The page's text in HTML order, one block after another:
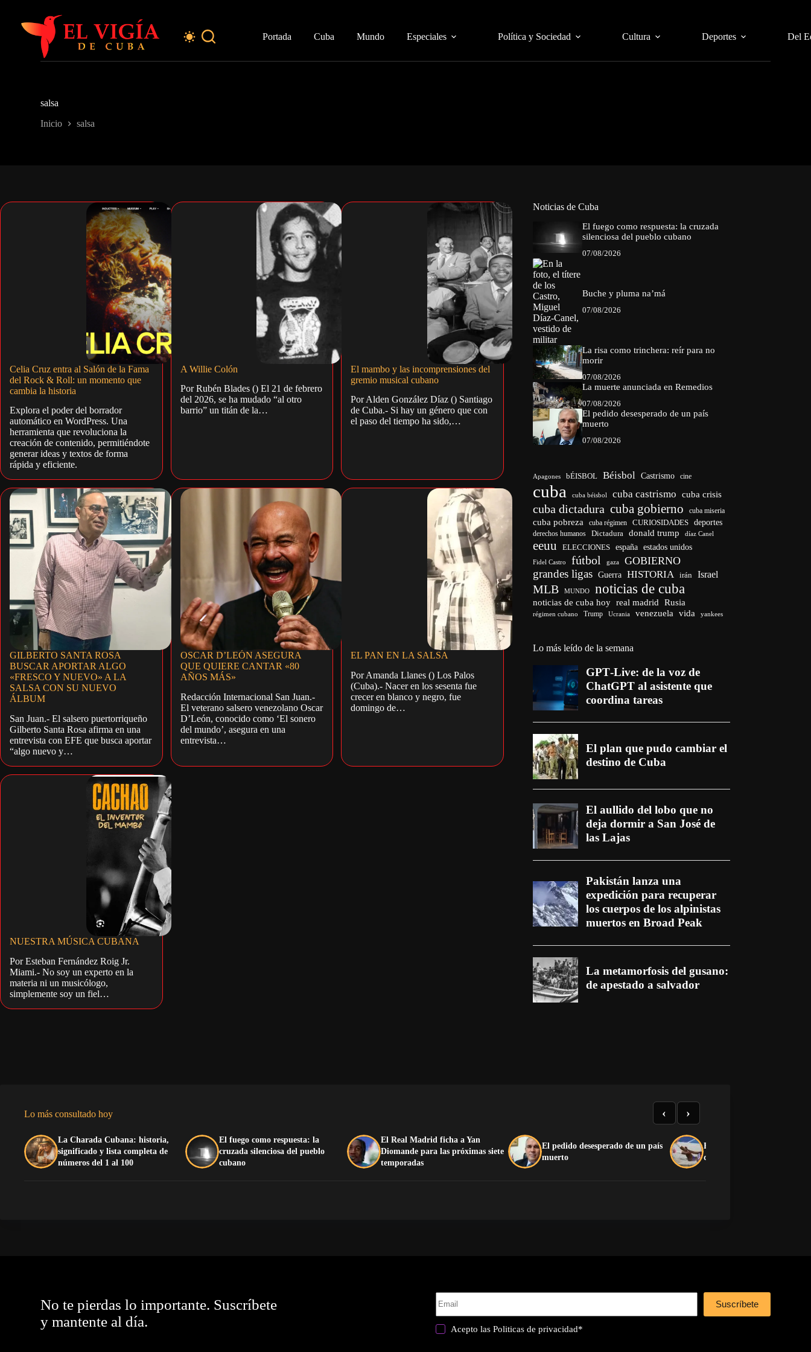
contenido
Portada
Cuba Mundo Especiales Política y Sociedad Cultura Deportes Del
salsa
Inicio salsa
Celia Cruz entra al Salón de la Fama
del Rock & Roll: un momento que
cambia la historia
Explora el poder del borrador
automático en WordPress. Una
herramienta que revoluciona la
creación de contenido, permitiéndote
generar ideas y textos de forma
rápida y eficiente.
A Willie Colón
Por Rubén Blades () El 21 de febrero
del 2026, se ha mudado “al otro
barrio” un titán de la…
El mambo y las incomprensiones del
gremio musical cubano
Por Alden González Díaz () Santiago
de Cuba.- Si hay un género que con
el paso del tiempo ha sido,…
GILBERTO SANTA ROSA
BUSCAR APORTAR ALGO
«FRESCO Y NUEVO» A LA
SALSA CON SU NUEVO
ÁLBUM
San Juan.- El salsero puertorriqueño
Gilberto Santa Rosa afirma en una
entrevista con EFE que busca aportar
“algo nuevo y…
OSCAR D’LEÓN ASEGURA
QUE QUIERE CANTAR «80
AÑOS MÁS»
Redacción Internacional San Juan.-
El veterano salsero venezolano Oscar
D’León, conocido como ‘El sonero
del mundo’, asegura en una
entrevista…
EL PAN EN LA SALSA
Por Amanda Llanes () Los Palos
(Cuba).- Nacer en los sesenta fue
crecer en blanco y negro, fue
domingo de…
NUESTRA MÚSICA CUBANA
Por Esteban Fernández Roig Jr.
Miami.- No soy un experto en la
materia ni un musicólogo,
simplemente soy un fiel…
Noticias de Cuba
El fuego como respuesta: la cruzada
silenciosa del pueblo cubano
07/08/2026
Buche y pluma na’má
07/08/2026
La risa como trinchera: reír para no
morir
07/08/2026
La muerte anunciada en Remedios
07/08/2026
El pedido desesperado de un país
muerto
07/08/2026
Apagones bÉISBOL Béisbol Castrismo cine
cuba cuba béisbol cuba castrismo cuba crisis
cuba dictadura cuba gobierno cuba miseria
cuba pobreza cuba régimen CURIOSIDADES deportes
derechos humanos Dictadura donald trump díaz Canel
eeuu ELECCIONES españa estados unidos
Fidel Castro fútbol gaza GOBIERNO
grandes ligas Guerra HISTORIA irán Israel
MLB MUNDO noticias de cuba
noticias de cuba hoy real madrid Rusia
régimen cubano Trump Ucrania venezuela vida yankees
Lo más leído de la semana
Lo más consultado hoy
La Charada Cubana: historia,
significado y lista completa de
números del 1 al 100
El fuego como respuesta: la
cruzada silenciosa del pueblo
cubano
El Real Madrid ficha a Yan
Diomande para las próximas siete
temporadas
El pedido desesperado de un país
muerto
El medallero que el castrismo
quiere esconder
‹ ›
No te pierdas lo importante. Suscríbete
y mantente al día.
Suscríbete
Acepto lasPoliticas de privacidad*